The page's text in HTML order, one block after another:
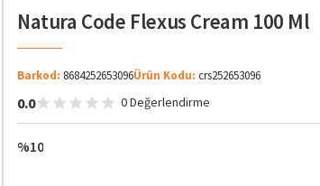
Natura Code Flexus Cream 100 Ml
Barkod: 8684252653096Ürün Kodu: crs252653096
0.0 0 Değerlendirme
%10